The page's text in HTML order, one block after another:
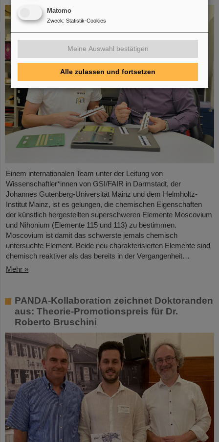
Einem internationalen Team unter der Leitung von
Wissenschaftler*innen von GSI/FAIR in Darmstadt, der
Johannes Gutenberg-Universität Mainz und dem Helmholtz-
Institut Mainz, ist es gelungen, die chemischen Eigenschaften
der künstlich hergestellten superschweren Elemente Moscovium
und Nihonium (Elemente 115 und 113) zu bestimmen.
Moscovium ist damit das schwerste jemals chemisch
untersuchte Element. Beide neu charakterisierten Elemente sind
chemisch reaktiver als das bereits in der Vergangenheit…
Mehr »
PANDA-Kollaboration zeichnet Doktoranden
aus: Theorie-Promotionspreis für Dr.
Roberto Bruschini
Matomo
Zweck: Statistik-Cookies
Meine Auswahl bestätigen
Alle zulassen und fortsetzen